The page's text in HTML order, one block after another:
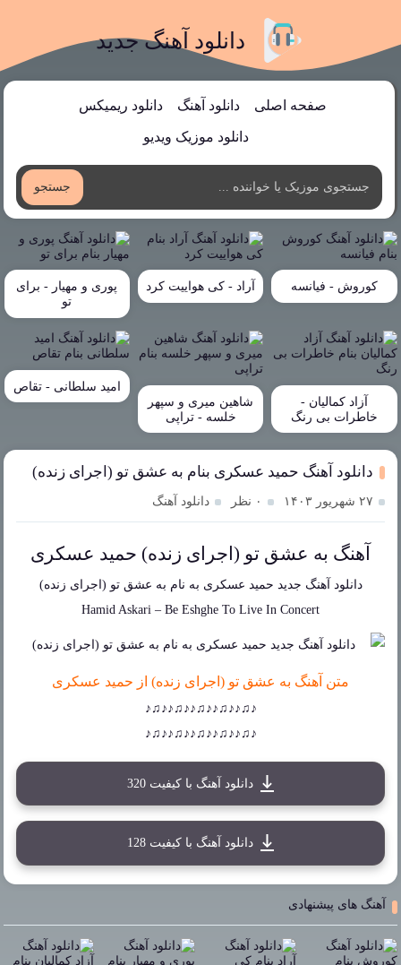
دانلود آهنگ جدید
صفحه اصلی دانلود آهنگ دانلود ریمیکس
دانلود موزیک ویدیو
جستجو
کوروش - فیانسه آراد - کی هواییت کرد
پوری و مهیار - برای
تو
آزاد کمالیان -
خاطرات بی رنگ
شاهین میری و سپهر
خلسه - تراپی
امید سلطانی - تقاص
دانلود آهنگ حمید عسکری بنام به عشق تو (اجرای زنده)
۲۷ شهریور ۱۴۰۳ ۰ نظر دانلود آهنگ
آهنگ به عشق تو (اجرای زنده) حمید عسکری
دانلود آهنگ جدید حمید عسکری به نام به عشق تو (اجرای زنده)
Hamid Askari – Be Eshghe To Live In Concert
متن آهنگ به عشق تو (اجرای زنده) از حمید عسکری
♪♫♪♪♫♪♪♫♪♪♫♪♪♫♪
♪♫♪♪♫♪♪♫♪♪♫♪♪♫♪
دانلود آهنگ با کیفیت 320
دانلود آهنگ با کیفیت 128
آهنگ های پیشنهادی